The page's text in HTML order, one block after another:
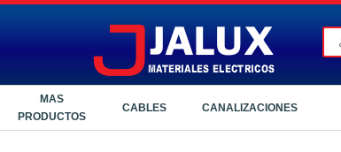
MAS
PRODUCTOS
CABLES CANALIZACIONES